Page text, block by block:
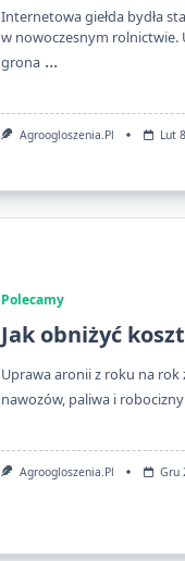
Internetowa giełda bydła
w nowoczesnym rolnictwie.
grona ...
Agroogloszenia.pl Lut
Polecamy
Jak obniżyć
Uprawa aronii z roku na rok
nawozów, paliwa i
Agroogloszenia.pl Gru